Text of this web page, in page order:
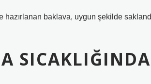
baklava, uygun şekilde